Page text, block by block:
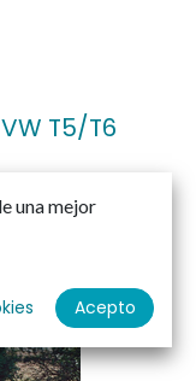
VW T5/T6
una mejor
Acepto